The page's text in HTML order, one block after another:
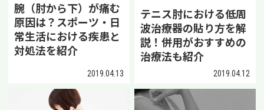
腕（肘から下）が痛む
原因は？スポーツ・日
常生活における疾患と
対処法を紹介
2019.04.13
テニス肘における低周
波治療器の貼り方を解
説！併用がおすすめの
治療法も紹介
2019.04.12